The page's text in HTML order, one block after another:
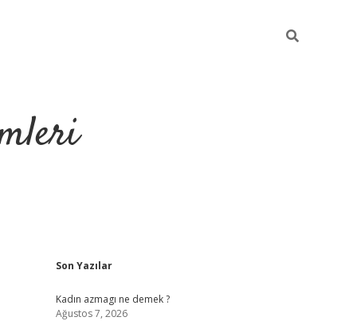
Sidebar
Son Yazılar
Kadın azmagı ne demek ?
Ağustos 7, 2026